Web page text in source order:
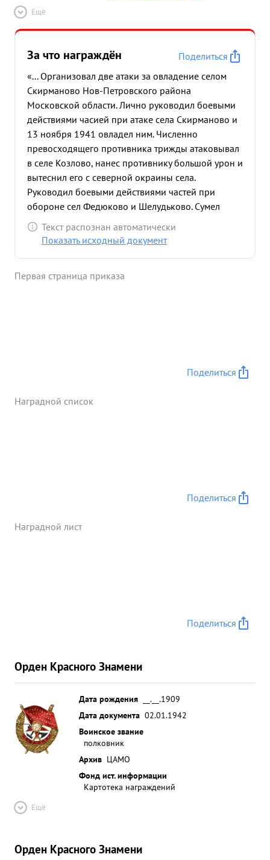
Ещё
За что награждён
Поделиться
«... Организовал две атаки за овладение селом
Скирманово Нов-Петровского района
Московской области. Лично руководил боевыми
действиями часией при атаке села Скирманово и
13 ноября 1941 овладел ним. Численно
превосходящего противника трижды атаковывал
в селе Козлово, нанес противнику большой урон и
вытеснил его с северной окраины села.
Руководил боевыми действиями частей при
обороне сел Федюково и Шелудьково. Сумел
приостановить беспорядочный отход частей
других соединений, организовал оборону и
командиров в течение трех дней. ...»
Текст распознан автоматически
Показать исходный документ
Первая страница приказа
Поделиться
Наградной список
Поделиться
Наградной лист
Поделиться
Орден Красного Знамени
Дата рождения
__.__.1909
Дата документа 02.01.1942
Воинское звание
полковник
Архив ЦАМО
Фонд ист. информации
Картотека награждений
Ещё
Орден Красного Знамени